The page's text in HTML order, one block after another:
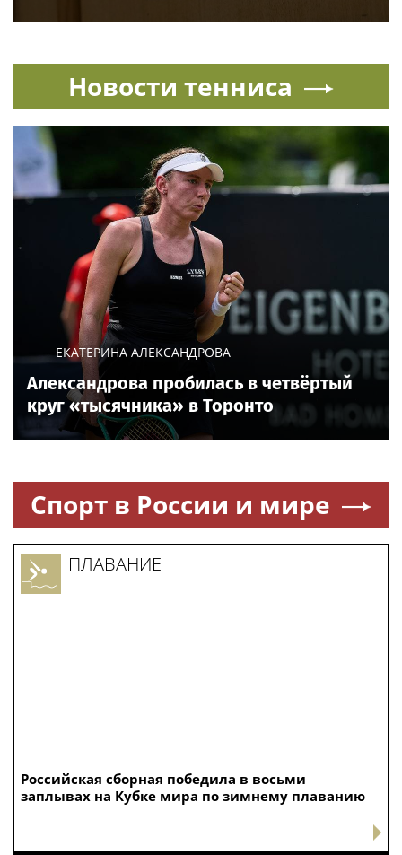
Новости тенниса
ЕКАТЕРИНА АЛЕКСАНДРОВА
Александрова пробилась в четвёртый
круг «тысячника» в Торонто
Спорт в России и мире
Российская сборная победила в восьми
заплывах на Кубке мира по зимнему плаванию
ПЛАВАНИЕ